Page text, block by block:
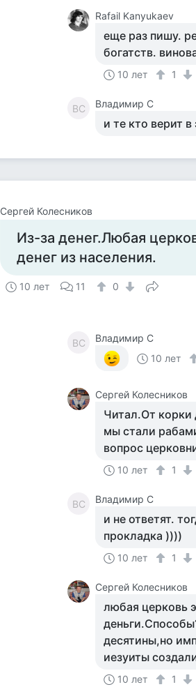
Rafail Kanyukaev
еще раз пишу.
богатств.
10 лет 1
ВС Владимир С
и те кто верит в
Сергей Колесников
Из-за денег.Любая
денег из населения.
10 лет 11 0
ВС
Владимир С
10 лет
Сергей Колесников
Читал.От корки
мы стали
вопрос
10 лет 1
ВС Владимир С
и не ответят.
прокладка ))))
10 лет 1
Сергей Колесников
любая церковь
десятины,но
иезуиты
10 лет 1